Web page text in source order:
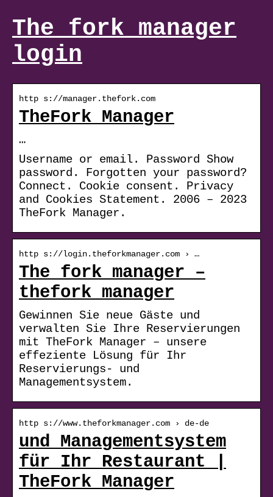
The fork manager
login
http s://manager.thefork.com
TheFork Manager
…
Username or email. Password Show
password. Forgotten your password?
Connect. Cookie consent. Privacy
and Cookies Statement. 2006 – 2023
TheFork Manager.
http s://login.theforkmanager.com › …
The fork manager –
thefork manager
Gewinnen Sie neue Gäste und
verwalten Sie Ihre Reservierungen
mit TheFork Manager – unsere
effeziente Lösung für Ihr
Reservierungs- und
Managementsystem.
http s://www.theforkmanager.com › de-de
und Managementsystem
für Ihr Restaurant |
TheFork Manager